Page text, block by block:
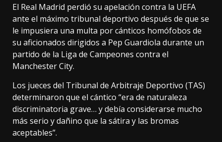
El Real Madrid perdió su apelación contra la UEFA
ante el máximo tribunal deportivo después de que se
le impusiera una multa por cánticos homófobos de
su aficionados dirigidos a Pep Guardiola durante un
partido de la Liga de Campeones contra el
Manchester City.
Los jueces del Tribunal de Arbitraje Deportivo (TAS)
determinaron que el cántico “era de naturaleza
discriminatoria grave… y debía considerarse mucho
más serio y dañino que la sátira y las bromas
aceptables”.